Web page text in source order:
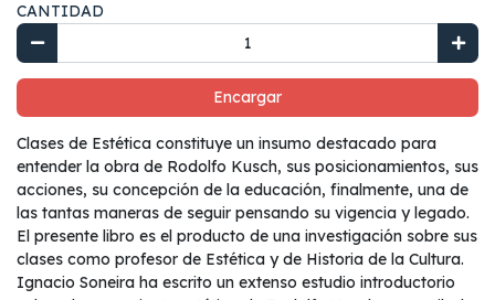
CANTIDAD
Encargar
Clases de Estética constituye un insumo destacado para
entender la obra de Rodolfo Kusch, sus posicionamientos, sus
acciones, su concepción de la educación, finalmente, una de
las tantas maneras de seguir pensando su vigencia y legado.
El presente libro es el producto de una investigación sobre sus
clases como profesor de Estética y de Historia de la Cultura.
Ignacio Soneira ha escrito un extenso estudio introductorio